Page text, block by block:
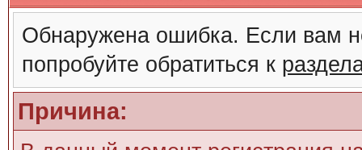
Обнаружена ошибка. Если вам
попробуйте обратиться к
Причина: